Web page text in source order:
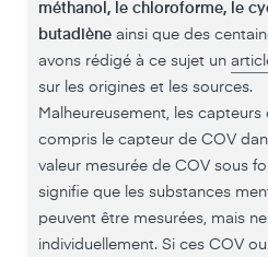
méthanol, le chloroforme, le
butadiène ainsi que des
avons rédigé à ce sujet un
sur les origines et les sources.
Malheureusement, les capteurs
compris le capteur de COV
valeur mesurée de COV sous
signifie que les substances
peuvent être mesurées, mais
individuellement. Si ces COV